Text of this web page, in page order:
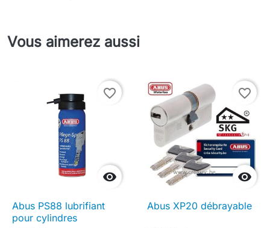
Vous aimerez aussi

favorite_border
Abus PS88 lubrifiant
pour cylindres

favorite_border
Abus XP20 débrayable